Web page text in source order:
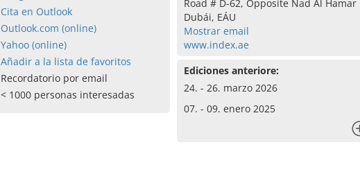
Cita en Outlook
Outlook.com (online)
Yahoo (online)
Añadir a la lista de favoritos
Recordatorio por email
< 1000 personas interesadas
Road # D-62, Opposite Nad Al Hamar
Dubái, EÁU
Mostrar email
www.index.ae
Ediciones anteriore:
24. - 26. marzo 2026
07. - 09. enero 2025